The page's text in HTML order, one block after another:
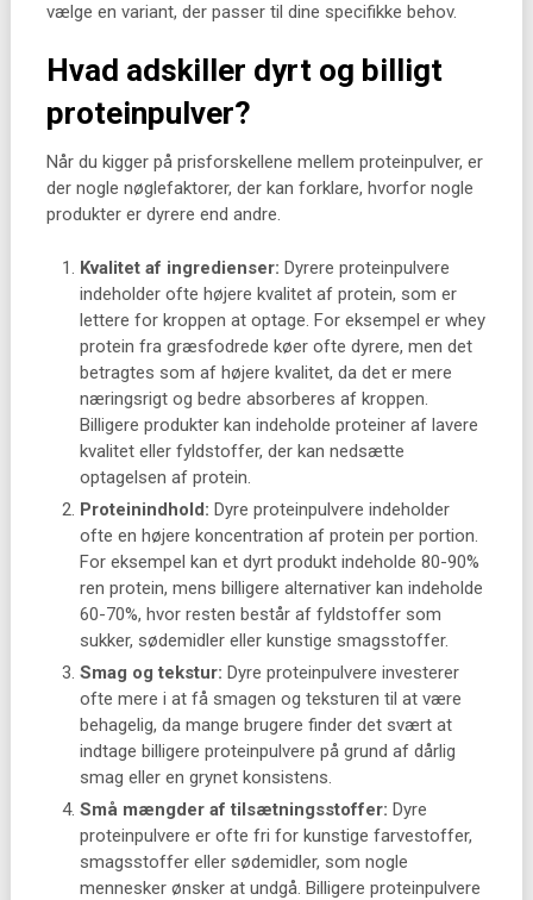
vælge en variant, der passer til dine specifikke behov.
Hvad adskiller dyrt og billigt
proteinpulver?
Når du kigger på prisforskellene mellem proteinpulver, er
der nogle nøglefaktorer, der kan forklare, hvorfor nogle
produkter er dyrere end andre.
Kvalitet af ingredienser: Dyrere proteinpulvere
indeholder ofte højere kvalitet af protein, som er
lettere for kroppen at optage. For eksempel er whey
protein fra græsfodrede køer ofte dyrere, men det
betragtes som af højere kvalitet, da det er mere
næringsrigt og bedre absorberes af kroppen.
Billigere produkter kan indeholde proteiner af lavere
kvalitet eller fyldstoffer, der kan nedsætte
optagelsen af protein.
Proteinindhold: Dyre proteinpulvere indeholder
ofte en højere koncentration af protein per portion.
For eksempel kan et dyrt produkt indeholde 80-90%
ren protein, mens billigere alternativer kan indeholde
60-70%, hvor resten består af fyldstoffer som
sukker, sødemidler eller kunstige smagsstoffer.
Smag og tekstur: Dyre proteinpulvere investerer
ofte mere i at få smagen og teksturen til at være
behagelig, da mange brugere finder det svært at
indtage billigere proteinpulvere på grund af dårlig
smag eller en grynet konsistens.
Små mængder af tilsætningsstoffer: Dyre
proteinpulvere er ofte fri for kunstige farvestoffer,
smagsstoffer eller sødemidler, som nogle
mennesker ønsker at undgå. Billigere proteinpulvere